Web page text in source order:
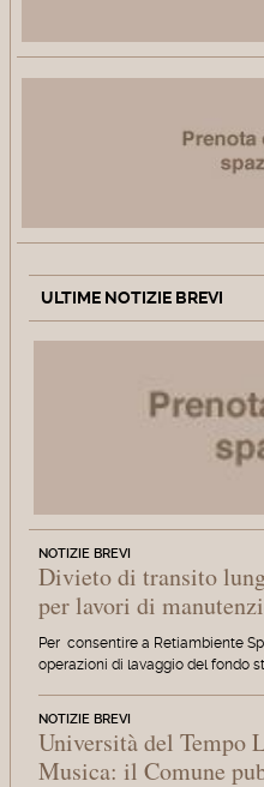
ULTIME NOTIZIE BREVI
NOTIZIE BREVI
Divieto di transito
per lavori di
Per consentire a Retiambiente
operazioni di lavaggio del fondo
NOTIZIE BREVI
Università del Tempo
Musica: il Comune